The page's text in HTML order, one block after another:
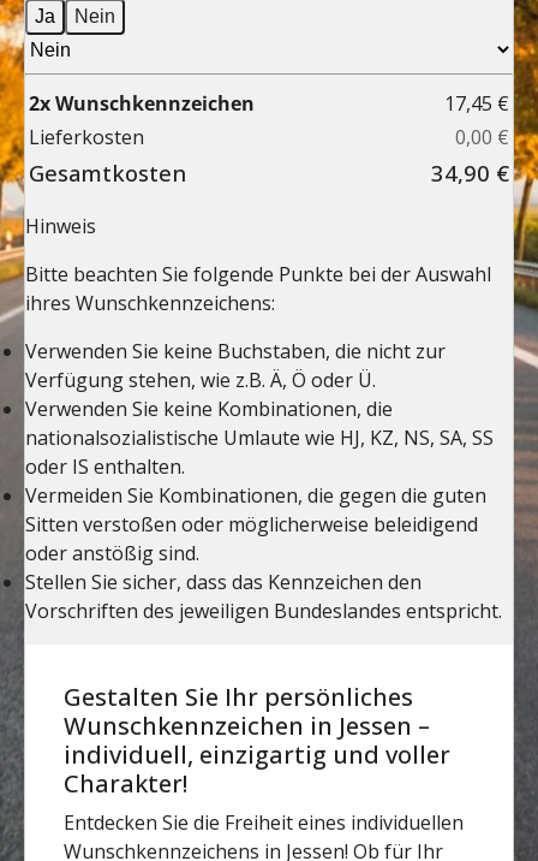
Gestalten Sie Ihr persönliches
Wunschkennzeichen in Jessen –
individuell, einzigartig und voller
Charakter!
Entdecken Sie die Freiheit eines individuellen
Wunschkennzeichens in Jessen! Ob für Ihr